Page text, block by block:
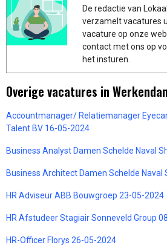
De redactie van
verzamelt vacatures
vacature op onze
contact met ons op
het insturen.
Overige vacatures in
Accountmanager/ Relatiemanager
Talent BV 16-05-2024
Business Analyst Damen Schelde Naval
Business Architect Damen Schelde
HR Adviseur ABB Bouwgroep 23-05-2024
HR Afstudeer Stagiair Sonneveld Group
HR-Officer Florys 26-05-2024